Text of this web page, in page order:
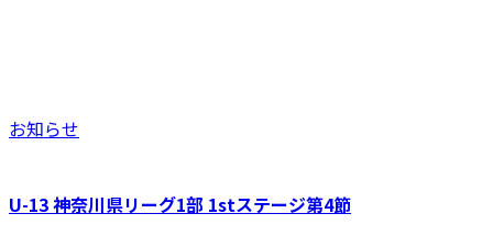
お知らせ
U-13 神奈川県リーグ1部 1stステージ第4節